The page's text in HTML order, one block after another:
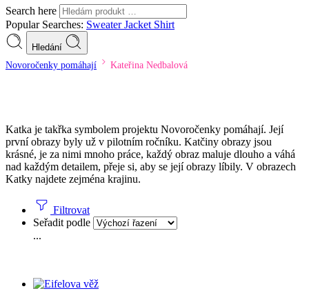
Search here
Popular Searches: SweaterJacket Shirt
Hledání
Novoročenky pomáhají Kateřina Nedbalová
Katka je takřka symbolem projektu Novoročenky pomáhají. Její
první obrazy byly už v pilotním ročníku. Katčiny obrazy jsou
krásné, je za nimi mnoho práce, každý obraz maluje dlouho a váhá
nad každým detailem, přeje si, aby se její obrazy líbily. V obrazech
Katky najdete zejména krajinu.
Filtrovat
Seřadit podle
...